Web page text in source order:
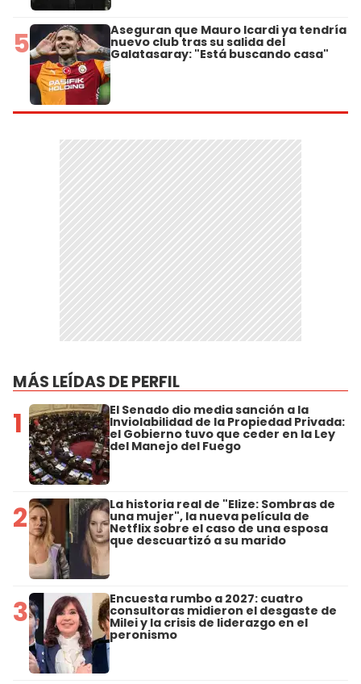
5 Aseguran que Mauro Icardi ya tendría
nuevo club tras su salida del
Galatasaray: "Está buscando casa"
MÁS LEÍDAS DE PERFIL
1 El Senado dio media sanción a la
Inviolabilidad de la Propiedad Privada:
el Gobierno tuvo que ceder en la Ley
del Manejo del Fuego
2 La historia real de "Elize: Sombras de
una mujer", la nueva película de
Netflix sobre el caso de una esposa
que descuartizó a su marido
3 Encuesta rumbo a 2027: cuatro
consultoras midieron el desgaste de
Milei y la crisis de liderazgo en el
peronismo